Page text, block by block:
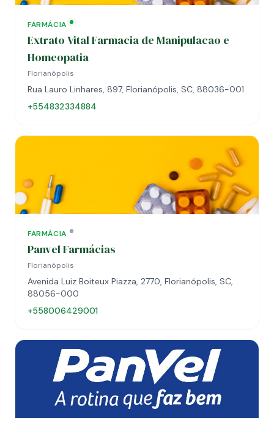
FARMÁCIA
Extrato Vital Farmacia de Manipulacao e
Homeopatia
Florianópolis
Rua Lauro Linhares, 897, Florianópolis, SC, 88036-001
+554832334884
FARMÁCIA
Panvel Farmácias
Florianópolis
Avenida Luiz Boiteux Piazza, 2770, Florianópolis, SC,
88056-000
+558006429001